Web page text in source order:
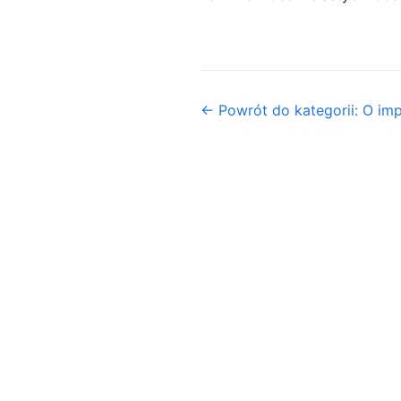
← Powrót do kategorii: O